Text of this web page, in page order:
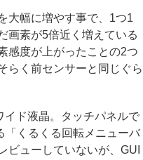
大幅に増やす事で、1つ1
画素が5倍近く増えている
感度が上がったことの2つ
らく前センサーと同じぐら
ド液晶。タッチパネルで
「くるくる回転メニューバ
ビューしていないが、GUI